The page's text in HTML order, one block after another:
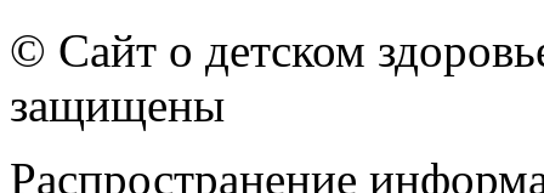
© Сайт о детском
защищены
Распространение